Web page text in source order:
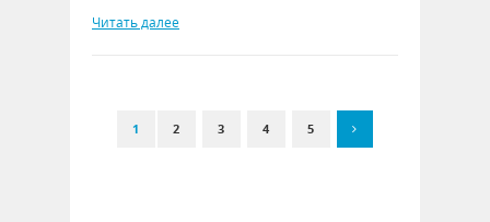
Читать далее
1 2 3 4 5